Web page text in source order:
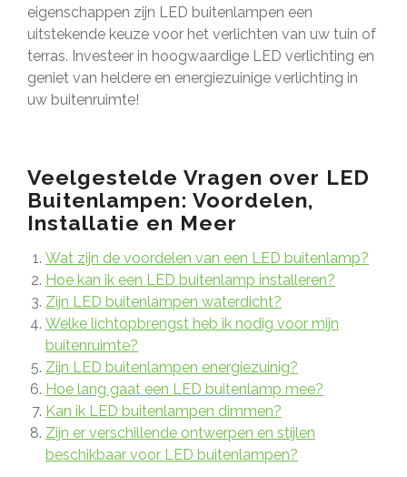
eigenschappen zijn LED buitenlampen een
uitstekende keuze voor het verlichten van uw tuin of
terras. Investeer in hoogwaardige LED verlichting en
geniet van heldere en energiezuinige verlichting in
uw buitenruimte!
Veelgestelde Vragen over LED
Buitenlampen: Voordelen,
Installatie en Meer
Wat zijn de voordelen van een LED buitenlamp?
Hoe kan ik een LED buitenlamp installeren?
Zijn LED buitenlampen waterdicht?
Welke lichtopbrengst heb ik nodig voor mijn
buitenruimte?
Zijn LED buitenlampen energiezuinig?
Hoe lang gaat een LED buitenlamp mee?
Kan ik LED buitenlampen dimmen?
Zijn er verschillende ontwerpen en stijlen
beschikbaar voor LED buitenlampen?